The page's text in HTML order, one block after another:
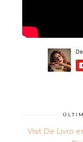
Visit De Livro